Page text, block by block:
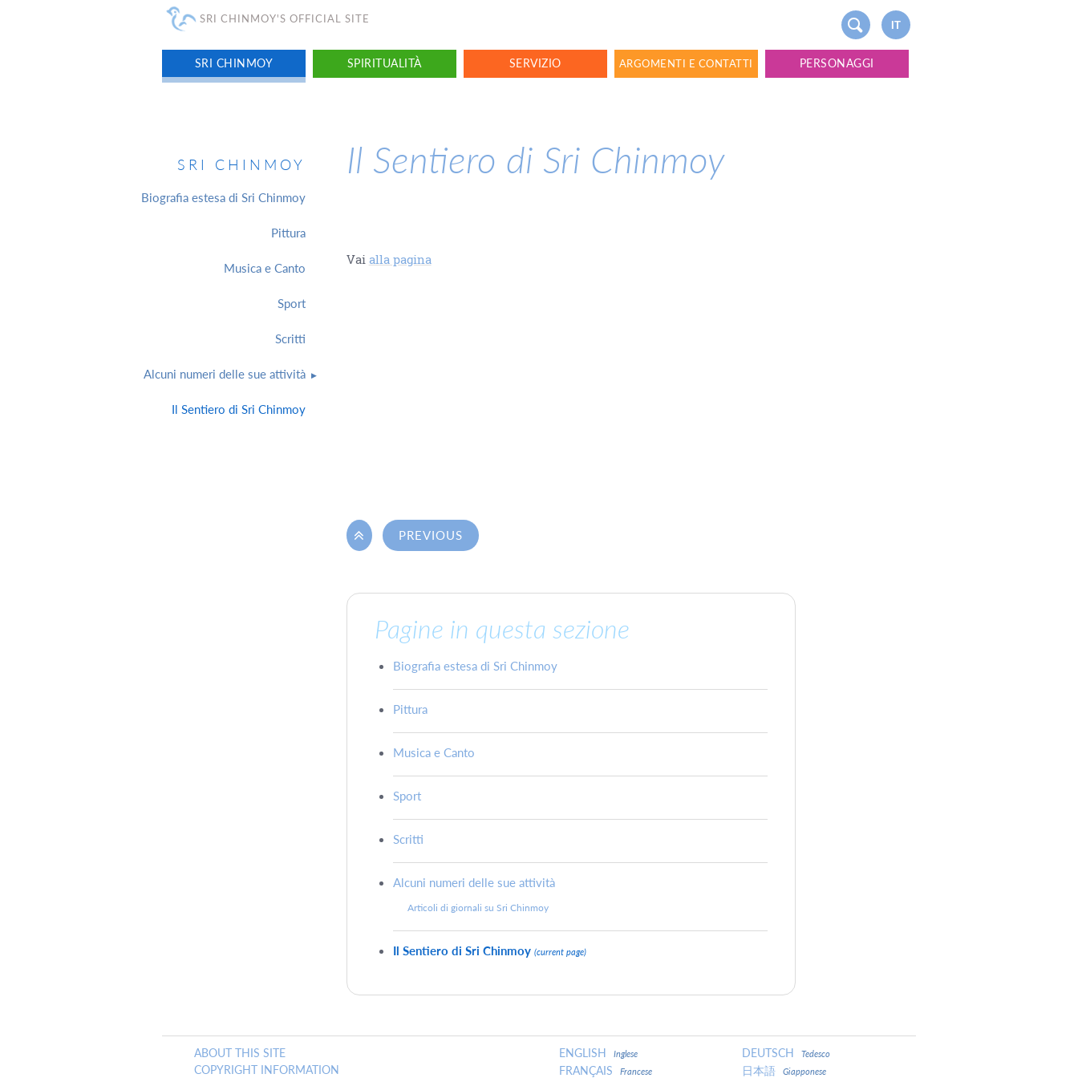
SRI CHINMOY'S OFFICIAL SITE
IT
SRI CHINMOY SPIRITUALITÀ SERVIZIO ARGOMENTI E CONTATTI PERSONAGGI
SRI CHINMOY
Biografia estesa di Sri Chinmoy
Pittura
Musica e Canto
Sport
Scritti
Alcuni numeri delle sue attività
Il Sentiero di Sri Chinmoy
Il Sentiero di Sri Chinmoy
Vai alla pagina
 PREVIOUS
Pagine in questa sezione
Biografia estesa di Sri Chinmoy
Pittura
Musica e Canto
Sport
Scritti
Alcuni numeri delle sue attività
Articoli di giornali su Sri Chinmoy
Il Sentiero di Sri Chinmoy (current page)
ABOUT THIS SITE
COPYRIGHT INFORMATION
ENGLISH Inglese
FRANÇAIS Francese
DEUTSCH Tedesco
日本語 Giapponese